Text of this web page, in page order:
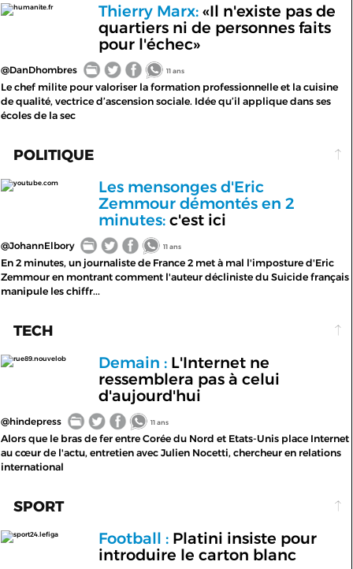
humanite.fr Thierry Marx:«Il n'existe pas de
quartiers ni de personnes faits
pour l'échec»
@DanDhombres 11 ans
Le chef milite pour valoriser la formation professionnelle et la cuisine
de qualité, vectrice d’ascension sociale. Idée qu’il applique dans ses
écoles de la sec
POLITIQUE
youtube.com
Les mensonges d'Eric
Zemmour démontés en 2
minutes:c'est ici
@JohannElbory 11 ans
En 2 minutes, un journaliste de France 2 met à mal l'imposture d'Eric
Zemmour en montrant comment l'auteur décliniste du Suicide français
manipule les chiffr...
TECH
rue89.nouvelob Demain :L'Internet ne
ressemblera pas à celui
d'aujourd'hui
@hindepress 11 ans
Alors que le bras de fer entre Corée du Nord et Etats-Unis place Internet
au cœur de l'actu, entretien avec Julien Nocetti, chercheur en relations
international
SPORT
sport24.lefiga Football :Platini insiste pour
introduire le carton blanc